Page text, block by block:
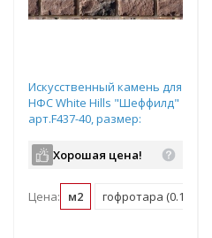
Искусственный камень для
НФС White Hills "Шеффилд"
арт.F437-40, размер:
Хорошая цена!
Цена: м2 гофротара (0.17 м2)